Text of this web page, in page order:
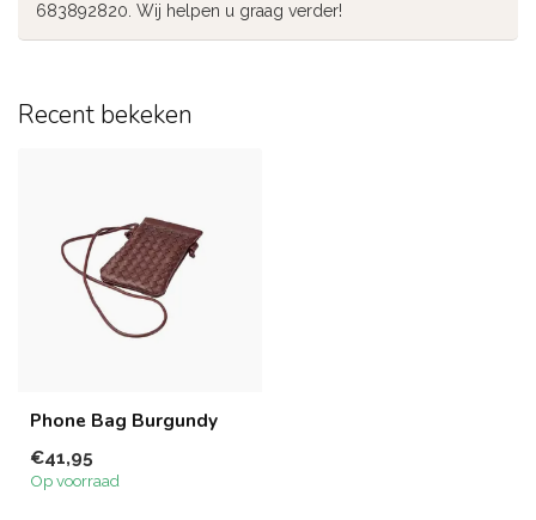
683892820. Wij helpen u graag verder!
Recent bekeken
Phone Bag Burgundy
€41,95
Op voorraad